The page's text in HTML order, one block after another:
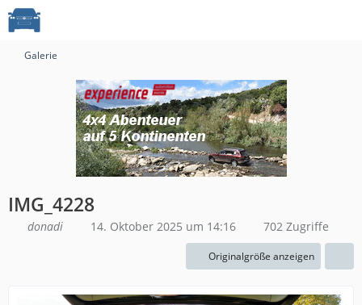
Galerie
IMG_4228
donadi 14. Oktober 2025 um 14:16 702 Zugriffe
Originalgröße anzeigen